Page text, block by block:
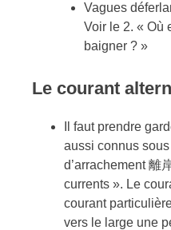
Vagues
Voir le 2. « Où
baigner ? »
Le courant
Il faut prendre
aussi connus
d’arrachement 離
currents ». Le
courant
vers le large une